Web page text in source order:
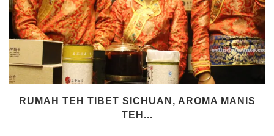
RUMAH TEH TIBET SICHUAN, AROMA MANIS
TEH...